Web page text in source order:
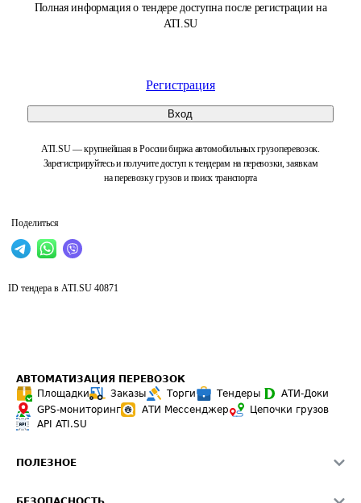
Полная информация о тендере доступна после регистрации на
ATI.SU
Регистрация
Вход
ATI.SU — крупнейшая в России биржа автомобильных грузоперевозок.
Зарегистрируйтесь и получите доступ к тендерам на перевозки, заявкам
на перевозку грузов и поиск транспорта
Поделиться
ID тендера в ATI.SU 40871
АВТОМАТИЗАЦИЯ ПЕРЕВОЗОК
Площадки
Заказы Торги Тендеры
АТИ-Доки
GPS-мониторинг
АТИ Мессенджер
Цепочки грузов
API ATI.SU
ПОЛЕЗНОЕ